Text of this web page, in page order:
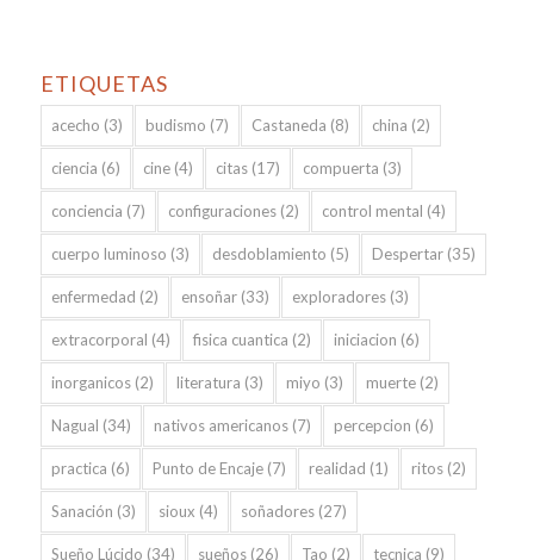
ETIQUETAS
acecho (3) budismo (7) Castaneda (8) china (2)
ciencia (6) cine(4) citas(17) compuerta (3)
conciencia (7) configuraciones(2) control mental (4)
cuerpo luminoso (3) desdoblamiento (5) Despertar(35)
enfermedad (2) ensoñar(33) exploradores(3)
extracorporal (4) fisica cuantica (2) iniciacion (6)
inorganicos(2) literatura (3) miyo (3) muerte(2)
Nagual (34) nativos americanos(7) percepcion (6)
practica (6) Punto de Encaje(7) realidad (1) ritos(2)
Sanación (3) sioux (4) soñadores(27)
Sueño Lúcido (34) sueños(26) Tao (2) tecnica (9)